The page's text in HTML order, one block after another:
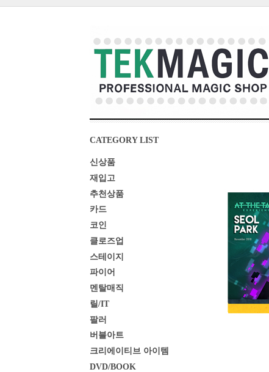
CATEGORY LIST
신상품
재입고
추천상품
카드
코인
클로즈업
스테이지
파이어
멘탈매직
릴/IT
팔러
버블아트
크리에이티브 아이템
DVD/BOOK